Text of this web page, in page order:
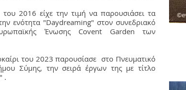
2016 είχε την τιμή να παρουσιάσει τα
ενότητα "Daydreaming" στον συνεδριακό
Ένωσης Covent Garden των
του 2023 παρουσίασε στο Πνευματικό
Σύμης, την σειρά έργων της με τίτλο
.